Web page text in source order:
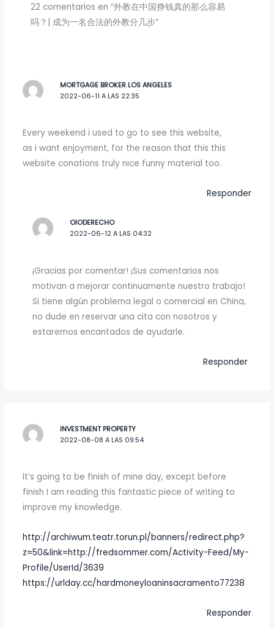
22 comentarios en “外教在中国挣钱真的那么容易
吗？| 成为一名合法的外教分几步”
MORTGAGE BROKER LOS ANGELES
2022-06-11 A LAS 22:35
Every weekend i used to go to see this website,
as i want enjoyment, for the reason that this this
website conations truly nice funny material too.
Responder
OIODERECHO
2022-06-12 A LAS 04:32
¡Gracias por comentar! ¡Sus comentarios nos
motivan a mejorar continuamente nuestro trabajo!
Si tiene algún problema legal o comercial en China,
no dude en reservar una cita con nosotros y
estaremos encantados de ayudarle.
Responder
INVESTMENT PROPERTY
2022-08-08 A LAS 09:54
It’s going to be finish of mine day, except before
finish I am reading this fantastic piece of writing to
improve my knowledge.
http://archiwum.teatr.torun.pl/banners/redirect.php?
z=50&link=http://fredsommer.com/Activity-Feed/My-
Profile/UserId/3639
https://urlday.cc/hardmoneyloaninsacramento77238
Responder